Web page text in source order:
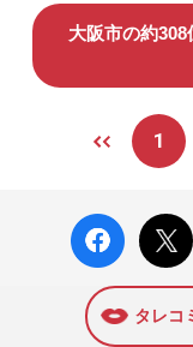
大阪市の約
1
facebo
ok い
X ポス
ト
タレコ